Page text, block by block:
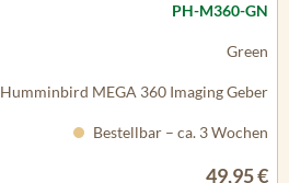
PH-M360-GN
Green
Humminbird MEGA 360 Imaging Geber
Bestellbar – ca. 3 Wochen
49,95 €